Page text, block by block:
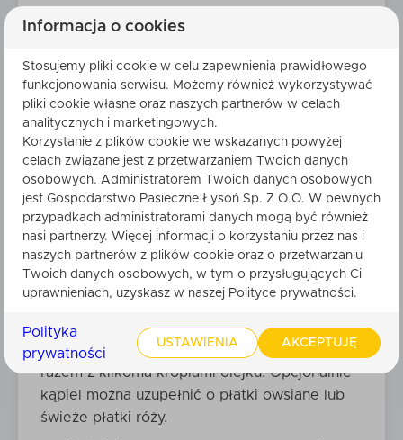
Kąpiel Kleopatry – przepis
Aby przygotować kąpiel Kleopatry potrzebne
będą składniki w postaci:
mleka (250 ml) – może to być mleko krowie
lub kozie,
miodu – wystarczy ¼ szklanki dowolnego
rodzaju,
kilka kropli olejku eterycznego o ulubionym
zapachu.
W pierwszym kroku należy napełnić wannę
ciepłą wodą. Mleko i miód wlać do garnuszka i
połączenia się składników. Mieszankę, po
lekkim wystudzeniu, należy dodać do wody
razem z kilkoma kroplami olejku. Opcjonalnie
kąpiel można uzupełnić o płatki owsiane lub
świeże płatki róży.
Informacja o cookies
Stosujemy pliki cookie w celu zapewnienia prawidłowego
funkcjonowania serwisu. Możemy również wykorzystywać
pliki cookie własne oraz naszych partnerów w celach
analitycznych i marketingowych.
Korzystanie z plików cookie we wskazanych powyżej
celach związane jest z przetwarzaniem Twoich danych
osobowych. Administratorem Twoich danych osobowych
jest Gospodarstwo Pasieczne Łysoń Sp. Z O.O. W pewnych
przypadkach administratorami danych mogą być również
nasi partnerzy. Więcej informacji o korzystaniu przez nas i
naszych partnerów z plików cookie oraz o przetwarzaniu
Twoich danych osobowych, w tym o przysługujących Ci
uprawnieniach, uzyskasz w naszej Polityce prywatności.
Polityka
prywatności
USTAWIENIA AKCEPTUJĘ